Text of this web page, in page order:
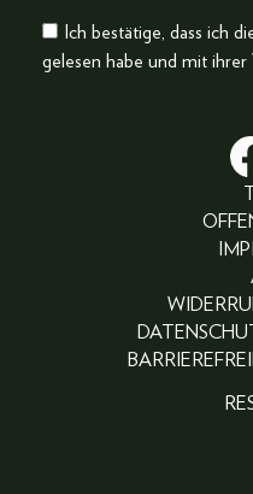
Ich bestätige, dass ich
gelesen habe und mit ihrer